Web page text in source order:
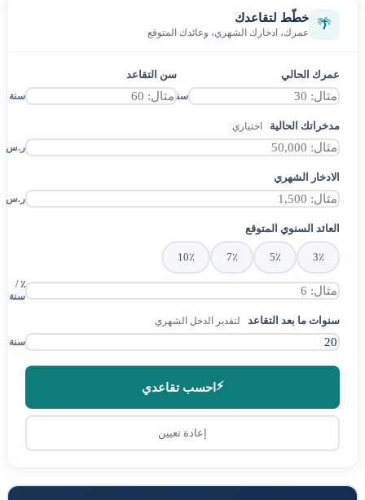
🌴 خطّط لتقاعدك
عمرك، ادخارك الشهري، وعائدك المتوقع
عمرك الحالي
سنة
سن التقاعد
سنة
مدخراتك الحالية اختياري
ر.س
الادخار الشهري
ر.س
العائد السنوي المتوقع
3٪ 5٪ 7٪ 10٪
٪ /
سنة
سنوات ما بعد التقاعد لتقدير الدخل الشهري
سنة
⚡ احسب تقاعدي
إعادة تعيين